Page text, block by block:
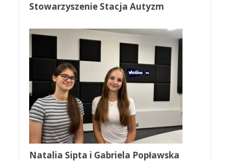
Stowarzyszenie Stacja Autyzm
Natalia Sipta i Gabriela Popławska